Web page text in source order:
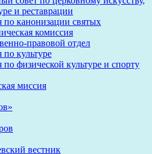
и реставрации
по канонизации святых
комиссия
правовой отдел
культуре
физической культуре и спорту
миссия
вестник